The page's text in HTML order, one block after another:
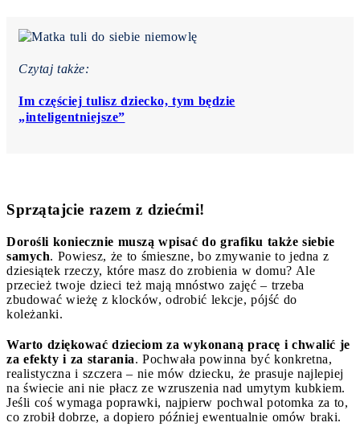
Czytaj także:
Im częściej tulisz dziecko, tym będzie
„inteligentniejsze”
Sprzątajcie razem z dziećmi!
Dorośli koniecznie muszą wpisać do grafiku także siebie
samych. Powiesz, że to śmieszne, bo zmywanie to jedna z
dziesiątek rzeczy, które masz do zrobienia w domu? Ale
przecież twoje dzieci też mają mnóstwo zajęć – trzeba
zbudować wieżę z klocków, odrobić lekcje, pójść do
koleżanki.
Warto dziękować dzieciom za wykonaną pracę i chwalić je
za efekty i za starania. Pochwała powinna być konkretna,
realistyczna i szczera – nie mów dziecku, że prasuje najlepiej
na świecie ani nie płacz ze wzruszenia nad umytym kubkiem.
Jeśli coś wymaga poprawki, najpierw pochwal potomka za to,
co zrobił dobrze, a dopiero później ewentualnie omów braki.